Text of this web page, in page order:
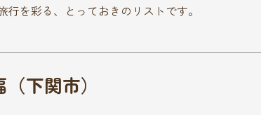
を彩る、とっておきのリストです。
下関市）